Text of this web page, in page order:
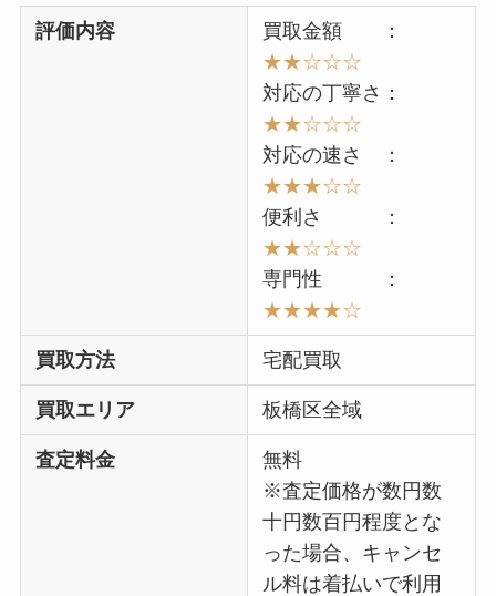
評価内容
買取金額 ：
★★☆☆☆
対応の丁寧さ：
★★☆☆☆
対応の速さ ：
★★★☆☆
便利さ ：
★★☆☆☆
専門性 ：
★★★★☆
買取方法 宅配買取
買取エリア 板橋区全域
査定料金
無料
※査定価格が数円数
十円数百円程度とな
った場合、キャンセ
ル料は着払いで利用